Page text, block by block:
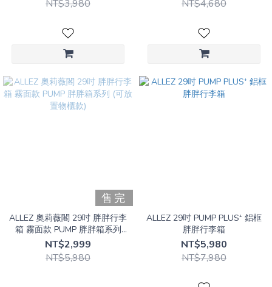
NT$3,980
NT$4,680
售完
ALLEZ 奧莉薇閣 29吋 胖胖行李
箱 霧面款 PUMP 胖胖箱系列
(可放置物櫃款)
NT$2,999
NT$5,980
ALLEZ 29吋 PUMP PLUS⁺ 鋁框
胖胖行李箱
NT$5,980
NT$7,980